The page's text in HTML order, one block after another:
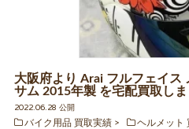
大阪府より Arai フルフェイス
サム 2015年製 を宅配買取し
2022.06.28 公開
バイク用品 買取実績
ヘルメット